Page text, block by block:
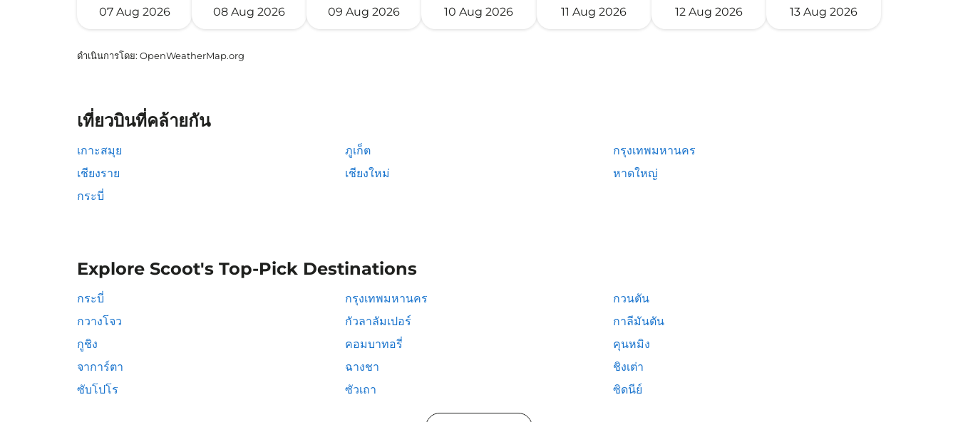
07 Aug 2026 08 Aug 2026 09 Aug 2026 10 Aug 2026 11 Aug 2026 12 Aug 2026 13 Aug 2026
ดำเนินการโดย: OpenWeatherMap.org
เที่ยวบินที่คล้ายกัน
เกาะสมุย ภูเก็ต
กรุงเทพมหานคร
เชียงราย
เชียงใหม่
หาดใหญ่
กระบี่
Explore Scoot's Top-Pick Destinations
กระบี่ กรุงเทพมหานคร
กวนตัน
กวางโจว
กัวลาลัมเปอร์
กาลีมันตัน
กูชิง
คอมบาทอรี่
คุนหมิง
จาการ์ตา
ฉางชา
ชิงเต่า
ซับโปโร
ซัวเถา ซิดนีย์